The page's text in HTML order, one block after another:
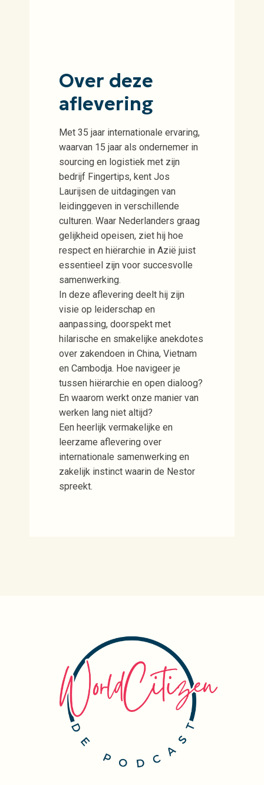
Over deze
aflevering
Met 35 jaar internationale ervaring,
waarvan 15 jaar als ondernemer in
sourcing en logistiek met zijn
bedrijf Fingertips, kent Jos
Laurijsen de uitdagingen van
leidinggeven in verschillende
culturen. Waar Nederlanders graag
gelijkheid opeisen, ziet hij hoe
respect en hiërarchie in Azië juist
essentieel zijn voor succesvolle
samenwerking.
In deze aflevering deelt hij zijn
visie op leiderschap en
aanpassing, doorspekt met
hilarische en smakelijke anekdotes
over zakendoen in China, Vietnam
en Cambodja. Hoe navigeer je
tussen hiërarchie en open dialoog?
En waarom werkt onze manier van
werken lang niet altijd?
Een heerlijk vermakelijke en
leerzame aflevering over
internationale samenwerking en
zakelijk instinct waarin de Nestor
spreekt.